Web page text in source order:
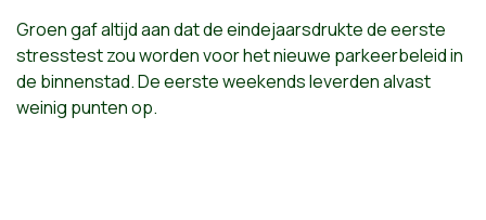
Groen gaf altijd aan dat de eindejaarsdrukte de eerste
stresstest zou worden voor het nieuwe parkeerbeleid in
de binnenstad. De eerste weekends leverden alvast
weinig punten op.